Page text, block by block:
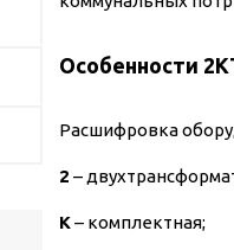
Особенности
Расшифровка
2 –
К– комплектная;